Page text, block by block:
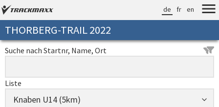
de fr en
THORBERG-TRAIL 2022
Suche nach Startnr, Name, Ort
Liste